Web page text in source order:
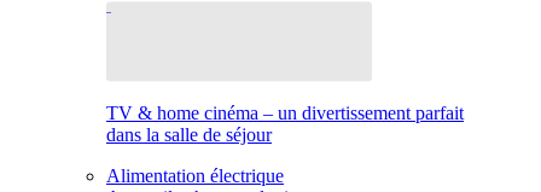
TV & home cinéma – un divertissement parfait
dans la salle de séjour
Alimentation électrique